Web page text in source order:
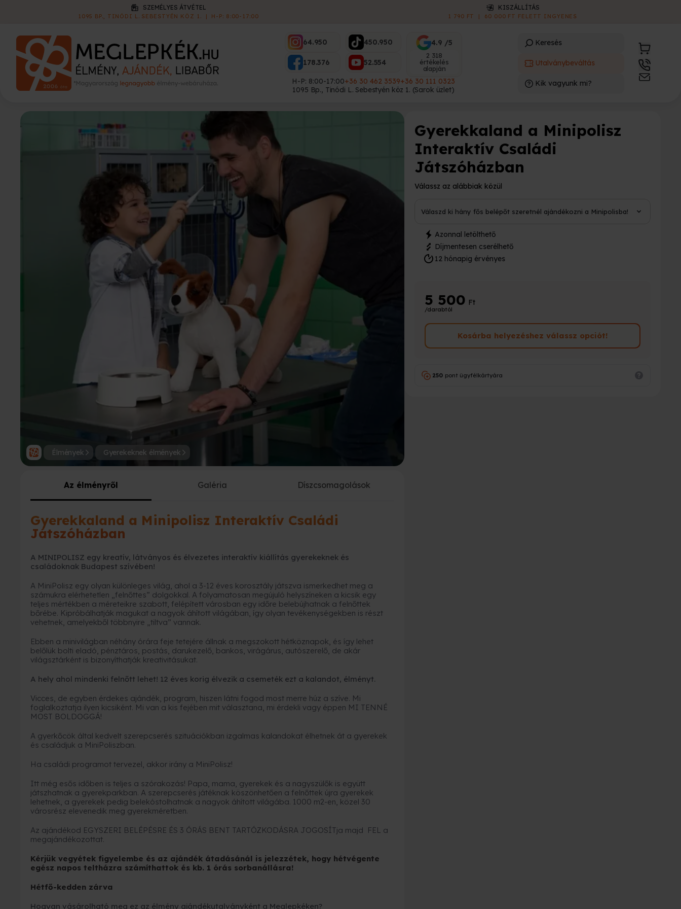
KISZÁLLÍTÁS
1 790 FT | 60 000 FT FELETT INGYENES
ONLINE E-UTALVÁNY
AZONNAL LETÖLTHETŐ | INGYENES
64.950
178.376
450.950
52.554
4.9 /5
2 318
értékelés
alapján
H-P: 8:00-17:00+36 30 462 3539+36 30 111 0323
1095 Bp., Tinódi L. Sebestyén köz 1. (Sarok üzlet)
Keresés
Utalványbeváltás
Kik vagyunk mi?
Élmények Gyerekeknek élmények
Az élményről Galéria Díszcsomagolások
Gyerekkaland a Minipolisz Interaktív Családi
Játszóházban
A MINIPOLISZ egy kreatív, látványos és élvezetes interaktív kiállítás gyerekeknek és
családoknak Budapest szívében!
A MiniPolisz egy olyan különleges világ, ahol a 3-12 éves korosztály játszva ismerkedhet meg a
számukra elérhetetlen „felnőttes” dolgokkal. A folyamatosan megújuló helyszíneken a kicsik egy
teljes mértékben a méreteikre szabott, felépített városban egy időre belebújhatnak a felnőttek
bőrébe. Kipróbálhatják magukat a nagyok áhított világában, így olyan tevékenységekben is részt
vehetnek, amelyekből többnyire „tiltva” vannak.
Ebben a minivilágban néhány órára feje tetejére állnak a megszokott hétköznapok, és így lehet
belőlük bolti eladó, pénztáros, postás, darukezelő, bankos, virágárus, autószerelő, de akár
világsztárként is bizonyíthatják kreativitásukat.
A hely ahol mindenki felnőtt lehet! 12 éves korig élvezik a csemeték ezt a kalandot, élményt.
Vicces, de egyben érdekes ajándék, program, hiszen látni fogod most merre húz a szíve. Mi
foglalkoztatja ilyen kicsiként. Mi van a kis fejében mit választana, mi érdekli vagy éppen MI TENNÉ
MOST BOLDOGGÁ!
A gyerkőcök által kedvelt szerepcserés szituációkban izgalmas kalandokat élhetnek át a gyerekek
és családjuk a MiniPoliszban.
Ha családi programot tervezel, akkor irány a MiniPolisz!
Itt még esős időben is teljes a szórakozás! Papa, mama, gyerekek és a nagyszülők is együtt
játszhatnak a gyerekparkban. A szerepcserés játéknak köszönhetően a felnőttek újra gyerekek
lehetnek, a gyerekek pedig belekóstolhatnak a nagyok áhított világába. 1000 m2-en, közel 30
városrész elevenedik meg gyerekméretben.
Az ajándékod EGYSZERI BELÉPÉSRE ÉS 3 ÓRÁS BENT TARTÓZKODÁSRA JOGOSÍTja majd FEL a
megajándékozottat.
Kérjük vegyétek figyelembe és az ajándék átadásánál is jelezzétek, hogy hétvégente
egész napos teltházra számíthattok és kb. 1 órás sorbanállásra!
Hétfő-kedden zárva
Hogyan vásárolható meg ez az élmény ajándékutalványként a Meglepkéken?
Gyerekkaland a Minipolisz
Interaktív Családi
Játszóházban
Válassz az alábbiak közül
Válaszd ki hány fős belépőt szeretnél ajándékozni a Minipolisba!
Azonnal letölthető
Díjmentesen cserélhető
12 hónapig érvényes
5 500Ft
/darabtól
Kosárba helyezéshez válassz opciót!
250 pont ügyfélkártyára